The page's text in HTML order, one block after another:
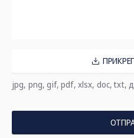
jpg, png, gif, pdf, xlsx, doc, txt,